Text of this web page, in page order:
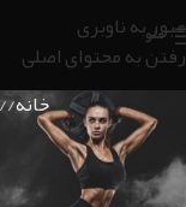
عبور به ناوبری
رفتن به محتوای اصلی
منو
خانه